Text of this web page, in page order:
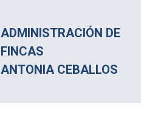
ADMINISTRACIÓN DE
FINCAS
ANTONIA CEBALLOS